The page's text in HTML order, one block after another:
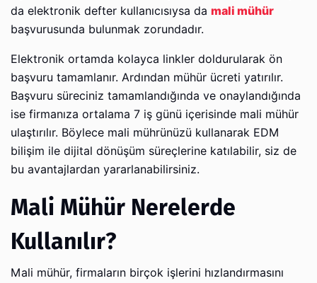
da elektronik defter kullanıcısıysa da mali mühür
başvurusunda bulunmak zorundadır.
Elektronik ortamda kolayca linkler doldurularak ön
başvuru tamamlanır. Ardından mühür ücreti yatırılır.
Başvuru süreciniz tamamlandığında ve onaylandığında
ise firmanıza ortalama 7 iş günü içerisinde mali mühür
ulaştırılır. Böylece mali mührünüzü kullanarak EDM
bilişim ile dijital dönüşüm süreçlerine katılabilir, siz de
bu avantajlardan yararlanabilirsiniz.
Mali Mühür Nerelerde
Kullanılır?
Mali mühür, firmaların birçok işlerini hızlandırmasını